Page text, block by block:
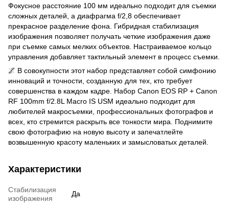
Фокусное расстояние 100 мм идеально подходит для съемки
сложных деталей, а диафрагма f/2,8 обеспечивает
прекрасное разделение фона. Гибридная стабилизация
изображения позволяет получать четкие изображения даже
при съемке самых мелких объектов. Настраиваемое кольцо
управления добавляет тактильный элемент в процесс съемки.
🌌 В совокупности этот набор представляет собой симфонию
инноваций и точности, созданную для тех, кто требует
совершенства в каждом кадре. Набор Canon EOS RP + Canon
RF 100mm f/2.8L Macro IS USM идеально подходит для
любителей макросъемки, профессиональных фотографов и
всех, кто стремится раскрыть все тонкости мира. Поднимите
свою фотографию на новую высоту и запечатлейте
возвышенную красоту маленьких и замысловатых деталей.
Характеристики
Стабилизация
изображения
Да